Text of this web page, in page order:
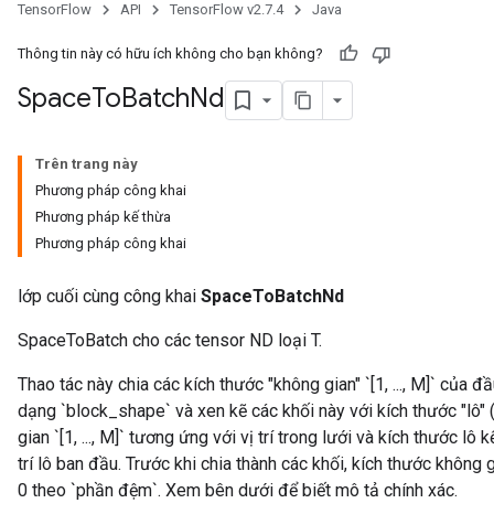
TensorFlow API TensorFlow v2.7.4 Java
Thông tin này có hữu ích không cho bạn không?
SpaceToBatchNd
Trên trang này
Phương pháp công khai
Phương pháp kế thừa
Phương pháp công khai
lớp cuối cùng công khai SpaceToBatchNd
SpaceToBatch cho các tensor ND loại T.
Thao tác này chia các kích thước "không gian" `[1, ..., M]` của
dạng `block_shape` và xen kẽ các khối này với kích thước
gian `[1, ..., M]` tương ứng với vị trí trong lưới và kích thước lô
trí lô ban đầu. Trước khi chia thành các khối, kích thước
0 theo `phần đệm`. Xem bên dưới để biết mô tả chính xác.